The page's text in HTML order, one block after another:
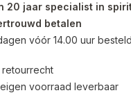
20 jaar specialist in
betalen
vóór 14.00 uur
retourrecht
voorraad leverbaar